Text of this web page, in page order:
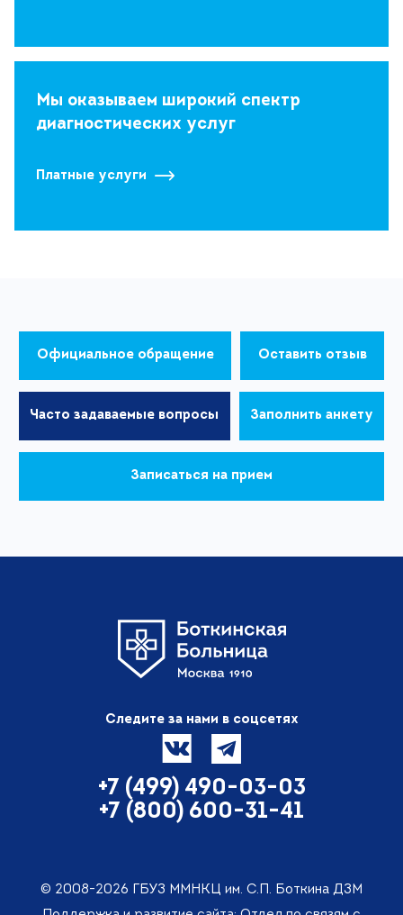
Мы оказываем широкий спектр
диагностических услуг
Платные услуги
Официальное обращение Оставить отзыв
Часто задаваемые вопросы Заполнить анкету
Записаться на прием
Следите за нами в соцсетях
+7 (499) 490-03-03
+7 (800) 600-31-41
© 2008-2026 ГБУЗ ММНКЦ им. С.П. Боткина ДЗМ